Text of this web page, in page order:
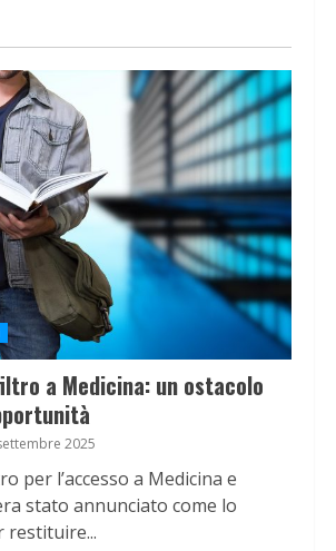
a Medicina: un ostacolo
2025
per l’accesso a Medicina e
stato annunciato come lo